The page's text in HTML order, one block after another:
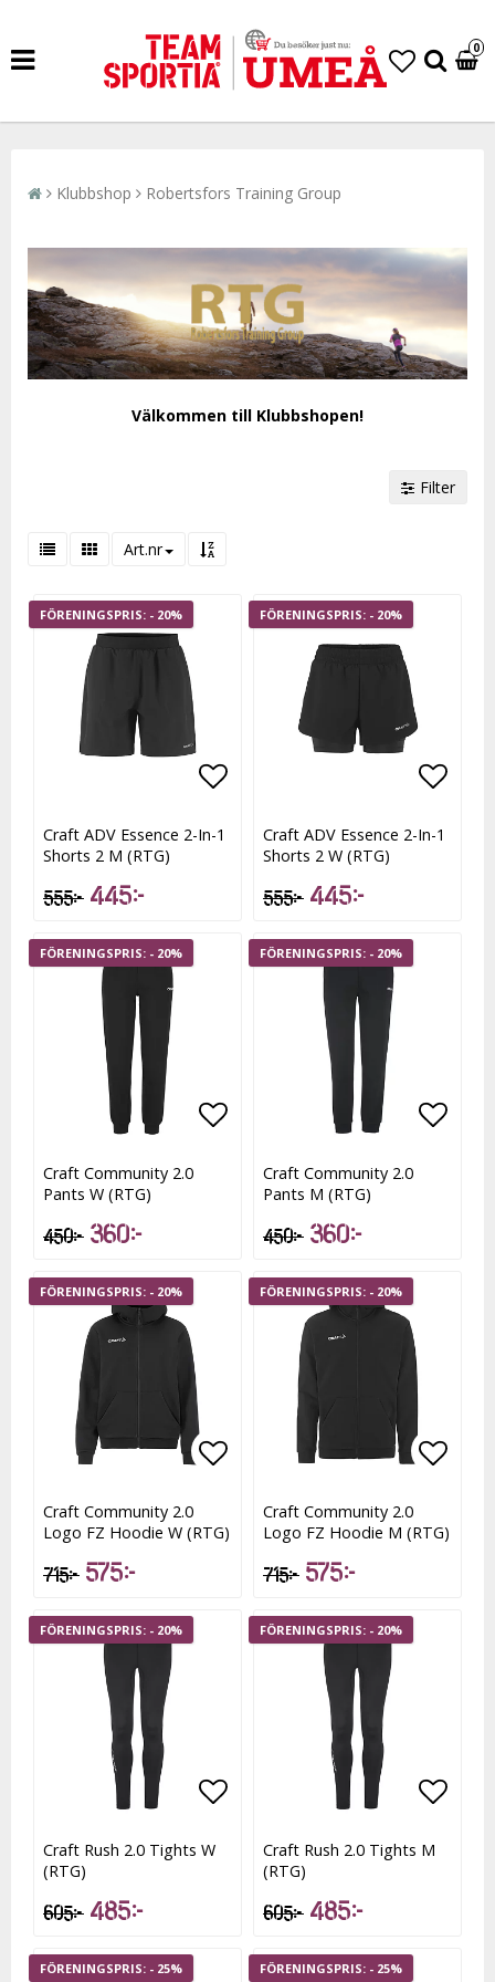
0
Klubbshop Robertsfors Training Group
Välkommen till Klubbshopen!
Filter
Art.nr
- 20%
Lägg till i favoritlistan
Craft ADV Essence 2-In-1
Shorts 2 M (RTG)
555 kr 445 kr
- 20%
Lägg
Craft ADV Essence 2-In-1
Shorts 2 W (RTG)
555 kr 445 kr
- 20%
Lägg till i favoritlistan
Lägg till i favoritlistan
Craft Community 2.0
Pants W (RTG)
450 kr 360 kr
- 20%
Craft Community 2.0
Pants M (RTG)
450 kr 360 kr
- 20%
Lägg till i favoritlistan
Craft Community 2.0
Logo FZ Hoodie W (RTG)
715 kr 575 kr
- 20%
Craft Community 2.0
Logo FZ Hoodie M (RTG)
715 kr 575 kr
- 20%
Lägg till i favoritlistan
Craft Rush 2.0 Tights W
(RTG)
605 kr 485 kr
- 20%
Craft Rush 2.0 Tights M
(RTG)
605 kr 485 kr
- 25% - 25%